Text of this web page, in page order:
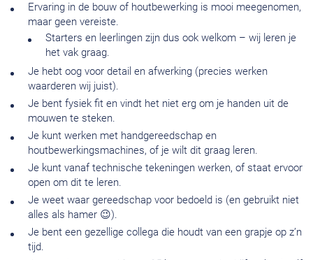
Ervaring in de bouw of houtbewerking is mooi meegenomen,
maar geen vereiste.
Starters en leerlingen zijn dus ook welkom – wij leren je
het vak graag.
Je hebt oog voor detail en afwerking (precies werken
waarderen wij juist).
Je bent fysiek fit en vindt het niet erg om je handen uit de
mouwen te steken.
Je kunt werken met handgereedschap en
houtbewerkingsmachines, of je wilt dit graag leren.
Je kunt vanaf technische tekeningen werken, of staat ervoor
open om dit te leren.
Je weet waar gereedschap voor bedoeld is (en gebruikt niet
alles als hamer 😉).
Je bent een gezellige collega die houdt van een grapje op z’n
tijd.